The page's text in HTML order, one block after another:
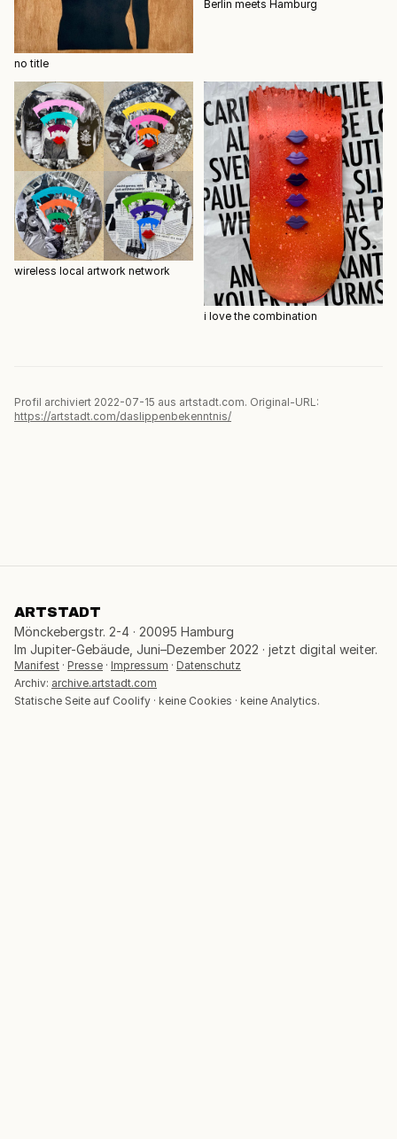
no title
Berlin meets Hamburg
wireless local artwork network
i love the combination
Profil archiviert 2022-07-15 aus artstadt.com. Original-URL:
https://artstadt.com/daslippenbekenntnis/
ARTSTADT
Mönckebergstr. 2-4 · 20095 Hamburg
Im Jupiter-Gebäude, Juni–Dezember 2022 · jetzt digital weiter.
Manifest · Presse · Impressum · Datenschutz
Archiv: archive.artstadt.com
Statische Seite auf Coolify · keine Cookies · keine Analytics.